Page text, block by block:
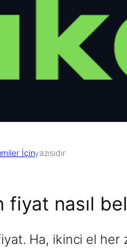
İçinyazısıdır
nasıl
Ha, ikinci el her